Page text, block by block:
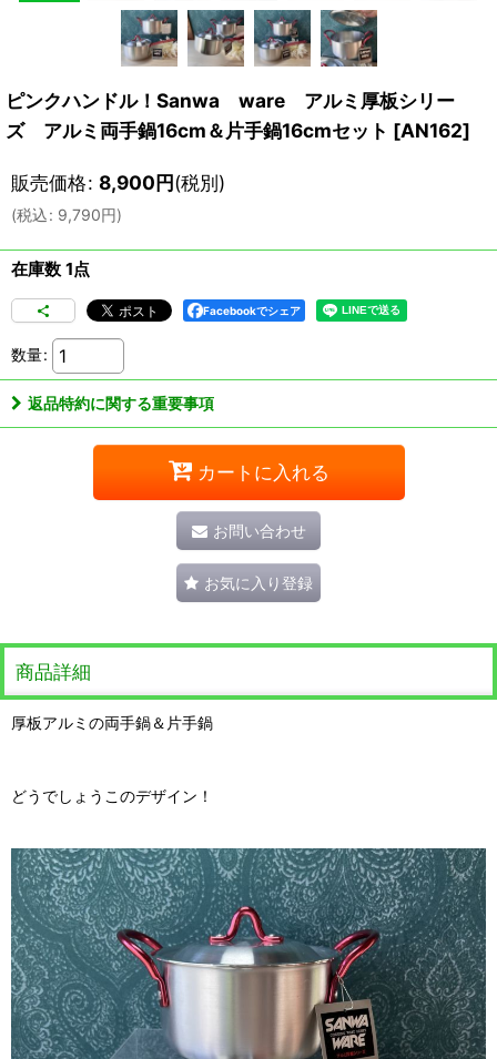
ピンクハンドル！Sanwa ware アルミ厚板シリー
ズ アルミ両手鍋16cm＆片手鍋16cmセット [AN162]
販売価格: 8,900円(税別)
(税込: 9,790円)
在庫数 1点
Facebookでシェア
数量:
返品特約に関する重要事項
カートに入れる
お問い合わせ
お気に入り登録
商品詳細
厚板アルミの両手鍋＆片手鍋
どうでしょうこのデザイン！